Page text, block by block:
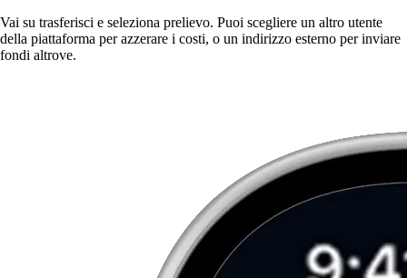
Vai su trasferisci e seleziona prelievo. Puoi scegliere un altro utente
della piattaforma per azzerare i costi, o un indirizzo esterno per inviare
fondi altrove.